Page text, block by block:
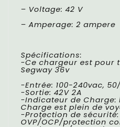
– Voltage: 42 V
– Amperage: 2 ampere
Spécifications:
-Ce chargeur est pour
Segway 36v
-Entrée: 100-240vac,
-Sortie: 42V 2A
-Indicateur de Charge:
Charge est plein de
-Protection de sécurité:
OVP/OCP/protection